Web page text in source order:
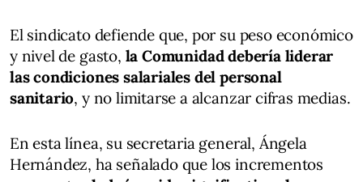
El sindicato defiende que, por su peso económico
y nivel de gasto, la Comunidad debería liderar
las condiciones salariales del personal
sanitario, y no limitarse a alcanzar cifras medias.
En esta línea, su secretaria general, Ángela
Hernández, ha señalado que los incrementos